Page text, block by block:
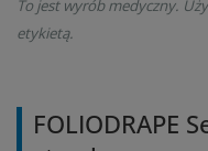
To jest wyrób medyczny.
etykietą.
FOLIODRAPE